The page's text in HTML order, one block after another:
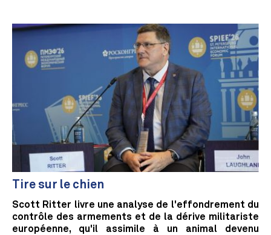
Tire sur le chien
Scott Ritter livre une analyse de l'effondrement du
contrôle des armements et de la dérive militariste
européenne, qu'il assimile à un animal devenu